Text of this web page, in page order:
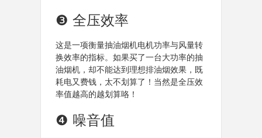
❸ 全压效率
这是一项衡量抽油烟机电机功率与风量转
换效率的指标。如果买了一台大功率的抽
油烟机，却不能达到理想排油烟效果，既
耗电又费钱，太不划算了！当然是全压效
率值越高的越划算咯！
❹ 噪音值